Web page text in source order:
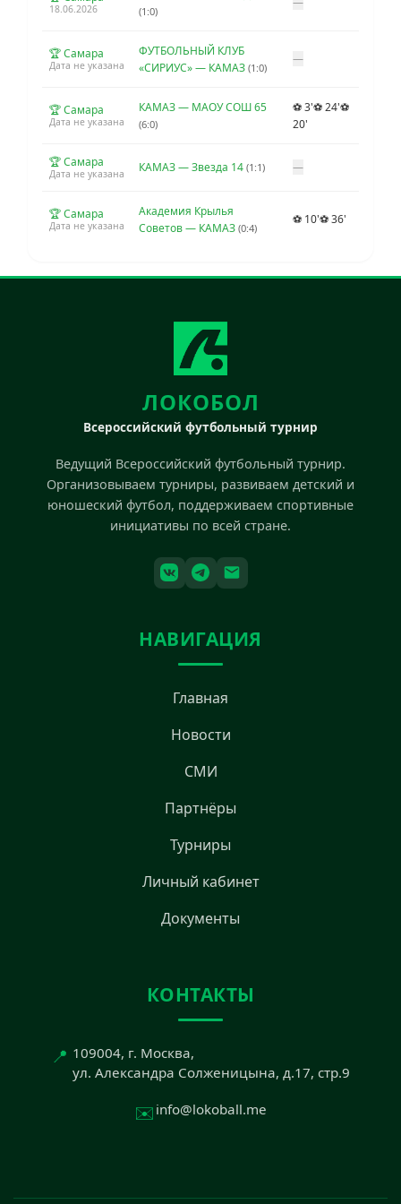
18.06.2026 (1:0)
🏆 Самара
Дата не указана
ФУТБОЛЬНЫЙ КЛУБ
«СИРИУС» — КАМАЗ (1:0)
—
🏆 Самара
Дата не указана
КАМАЗ — МАОУ СОШ 65
(6:0)
⚽ 3'⚽ 24'⚽
20'
🏆 Самара
Дата не указана КАМАЗ — Звезда 14 (1:1) —
🏆 Самара
Дата не указана
Академия Крылья
Советов — КАМАЗ (0:4)
⚽ 10'⚽ 36'
ЛОКОБОЛ
Всероссийский футбольный турнир
Ведущий Всероссийский футбольный турнир.
Организовываем турниры, развиваем детский и
юношеский футбол, поддерживаем спортивные
инициативы по всей стране.
НАВИГАЦИЯ
Главная
Новости
СМИ
Партнёры
Турниры
Личный кабинет
Документы
КОНТАКТЫ
📍 109004, г. Москва,
ул. Александра Солженицына, д.17, стр.9
✉️ info@lokoball.me